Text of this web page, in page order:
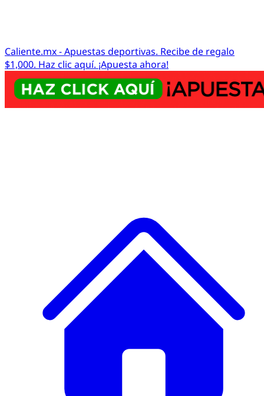
Caliente.mx - Apuestas deportivas. Recibe de regalo
$1,000. Haz clic aquí. ¡Apuesta ahora!